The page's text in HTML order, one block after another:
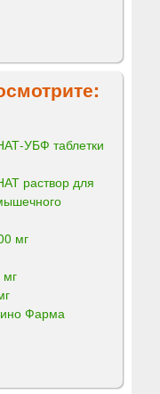
УБФ таблетки
раствор для
мг
мг
Фарма